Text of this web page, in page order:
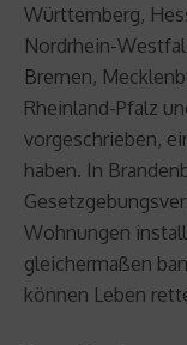
Württemberg,
Nordrhein-
Bremen,
Rheinland-Pfalz
vorgeschrieben,
haben. In
Wohnungen
gleichermaßen
können Leben